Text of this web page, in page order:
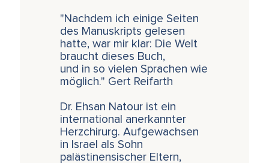
"Nachdem ich einige Seiten
des Manuskripts gelesen
hatte, war mir klar: Die Welt
braucht dieses Buch,
und in so vielen Sprachen wie
möglich." Gert Reifarth
Dr. Ehsan Natour ist ein
international anerkannter
Herzchirurg. Aufgewachsen
in Israel als Sohn
palästinensischer Eltern,